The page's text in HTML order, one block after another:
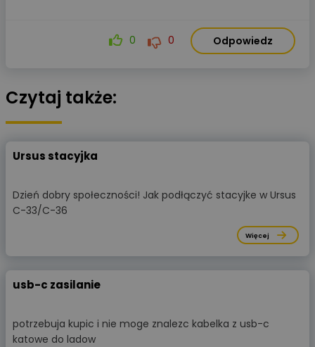
0 0 Odpowiedz
Czytaj także:
Ursus stacyjka
Dzień dobry społeczności! Jak podłączyć stacyjke w Ursus
C-33/C-36
Więcej
usb-c zasilanie
potrzebuja kupic i nie moge znalezc kabelka z usb-c
katowe do ladow